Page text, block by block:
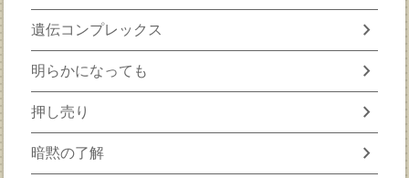
遺伝コンプレックス chevron_right
明らかになっても chevron_right
押し売り chevron_right
暗黙の了解 chevron_right